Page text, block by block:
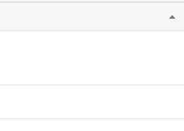
fichiers CAD.